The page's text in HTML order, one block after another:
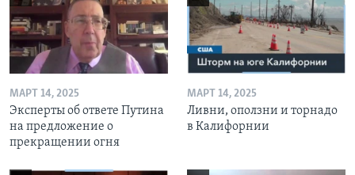
МАРТ 14, 2025
Эксперты об ответе Путина
на предложение о
прекращении огня
МАРТ 14, 2025
Ливни, оползни и торнадо
в Калифорнии